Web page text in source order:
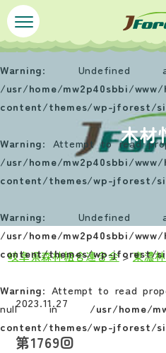
ペ
ー
ジ
の
先
す
。
メ
ニ
ュ
ー
を
し
て
へ
Warning:
/usr/home/mw2p40sbbi/
content/themes/wp-jforest/
Warning: Attempt to read
/usr/home/mw2p40sbbi/
content/themes/wp-jforest/
Warning:
/usr/home/mw2p40sbbi/
content/themes/wp-jforest/
Warning: Attempt to read
null in /usr/home/
content/themes/wp-jforest/
木材
岐阜県森林組合連合会>東濃
文
2023.11.27
第1769回